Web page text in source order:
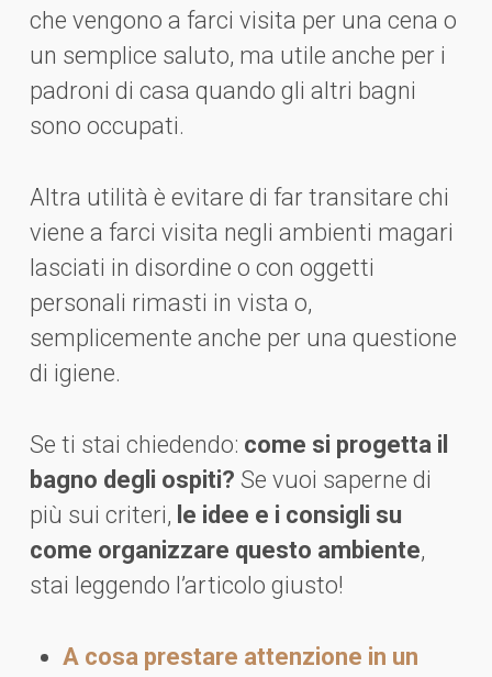
che vengono a farci visita per una cena o
un semplice saluto, ma utile anche per i
padroni di casa quando gli altri bagni
sono occupati.
Altra utilità è evitare di far transitare chi
viene a farci visita negli ambienti magari
lasciati in disordine o con oggetti
personali rimasti in vista o,
semplicemente anche per una questione
di igiene.
Se ti stai chiedendo: come si progetta il
bagno degli ospiti? Se vuoi saperne di
più sui criteri, le idee e i consigli su
come organizzare questo ambiente,
stai leggendo l’articolo giusto!
A cosa prestare attenzione in un